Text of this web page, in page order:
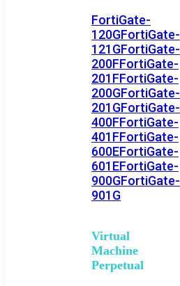
FortiGate-
120GFortiGate-
121GFortiGate-
200FFortiGate-
201FFortiGate-
200GFortiGate-
201GFortiGate-
400FFortiGate-
401FFortiGate-
600EFortiGate-
601EFortiGate-
900GFortiGate-
901G
Virtual
Machine
Perpetual